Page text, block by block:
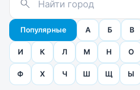
Популярные А Б В
И К Л М Н О
Ф Х Ч Ш Щ Ы